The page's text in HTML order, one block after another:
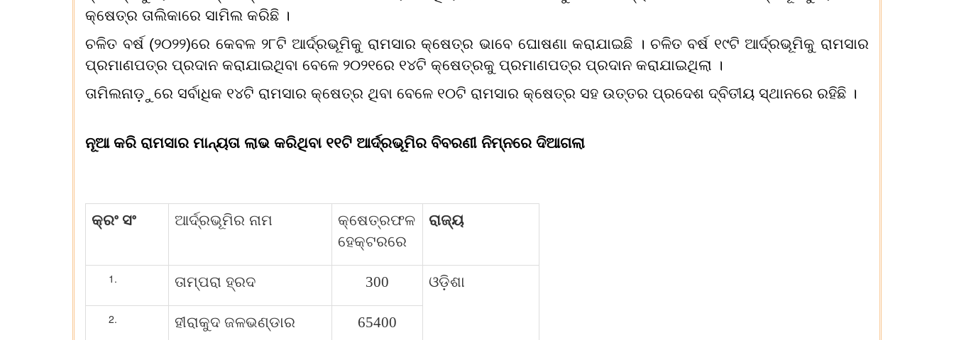
କ୍ଷେତ୍ର ତାଲିକାରେ ସାମିଲ କରିଛି ।
ଚଳିତ ବର୍ଷ (୨୦୨୨)ରେ କେବଳ ୨୮ଟି ଆର୍ଦ୍ରଭୂମିକୁ ରାମସାର କ୍ଷେତ୍ର ଭାବେ ଘୋଷଣା କରାଯାଇଛି । ଚଳିତ ବର୍ଷ ୧୯ଟି ଆର୍ଦ୍ରଭୂମିକୁ ରାମସାର
ପ୍ରମାଣପତ୍ର ପ୍ରଦାନ କରାଯାଇଥିବା ବେଳେ ୨୦୨୧ରେ ୧୪ଟି କ୍ଷେତ୍ରକୁ ପ୍ରମାଣପତ୍ର ପ୍ରଦାନ କରାଯାଇଥିଲା ।
ତାମିଲନାଡ଼ୁରେ ସର୍ବାଧିକ ୧୪ଟି ରାମସାର କ୍ଷେତ୍ର ଥିବା ବେଳେ ୧୦ଟି ରାମସାର କ୍ଷେତ୍ର ସହ ଉତ୍ତର ପ୍ରଦେଶ ଦ୍ବିତୀୟ ସ୍ଥାନରେ ରହିଛି ।
ନୂଆ କରି ରାମସାର ମାନ୍ୟତା ଲାଭ କରିଥିବା ୧୧ଟି ଆର୍ଦ୍ରଭୂମିର ବିବରଣୀ ନିମ୍ନରେ ଦିଆଗଲା
କ୍ରଂ ସଂ ଆର୍ଦ୍ରଭୂମିର ନାମ
କ୍ଷେତ୍ରଫଳ
ହେକ୍ଟରରେ
ରାଜ୍ୟ
ତାମ୍ପରା ହ୍ରଦ 300 ଓଡ଼ିଶା
ହୀରାକୁଦ ଜଳଭଣ୍ଡାର 65400